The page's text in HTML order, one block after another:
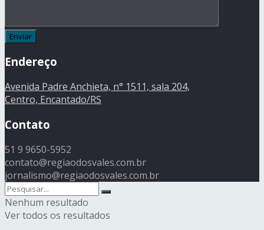
Endereço
Avenida Padre Anchieta, n° 1511, sala 204,
Centro, Encantado/RS
Contato
51 9 9650-5952
contato@regiaodosvales.com.br
jornalismo@regiaodosvales.com.br
Nenhum resultado
Ver todos os resultados